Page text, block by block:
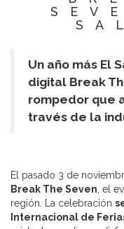
Un año más El
digital Break
rompedor que
través de la
El pasado 3 de
Break The Seven , el
región. La celebración
Internacional de